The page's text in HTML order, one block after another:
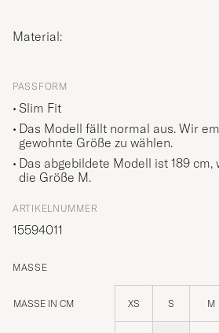
Material:
PASSFORM
Slim Fit
Das Modell fällt normal aus. Wir
gewohnte Größe zu wählen.
Das abgebildete Modell ist 189 cm,
die Größe M.
ARTIKELNUMMER
15594011
MASSE
MASSE IN CM XS S M